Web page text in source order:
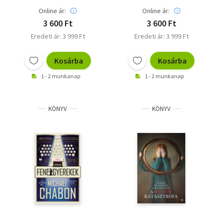
Online ár:
3 600 Ft
Eredeti ár: 3 999 Ft
Kosárba
1 - 2 munkanap
Online ár:
3 600 Ft
Eredeti ár: 3 999 Ft
Kosárba
1 - 2 munkanap
KÖNYV KÖNYV